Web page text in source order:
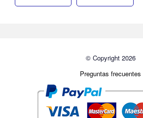
© Copyright 2026
Preguntas frecuentes